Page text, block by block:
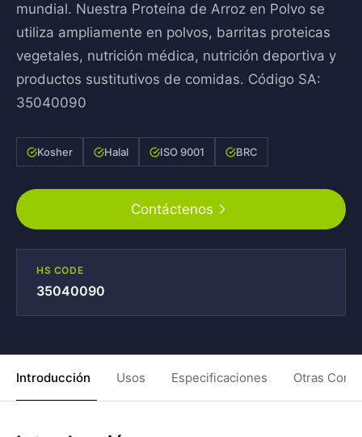
mundial. Nuestra Proteína de Arroz en Polvo se
utiliza ampliamente en polvos, barritas proteicas
vegetales, nutrición médica, nutrición deportiva y
productos sustitutivos de comidas. Código SA:
35040090
Kosher Halal ISO 9001 BRC
Contáctenos
HS CODE
35040090
Introducción Usos Especificaciones Otras